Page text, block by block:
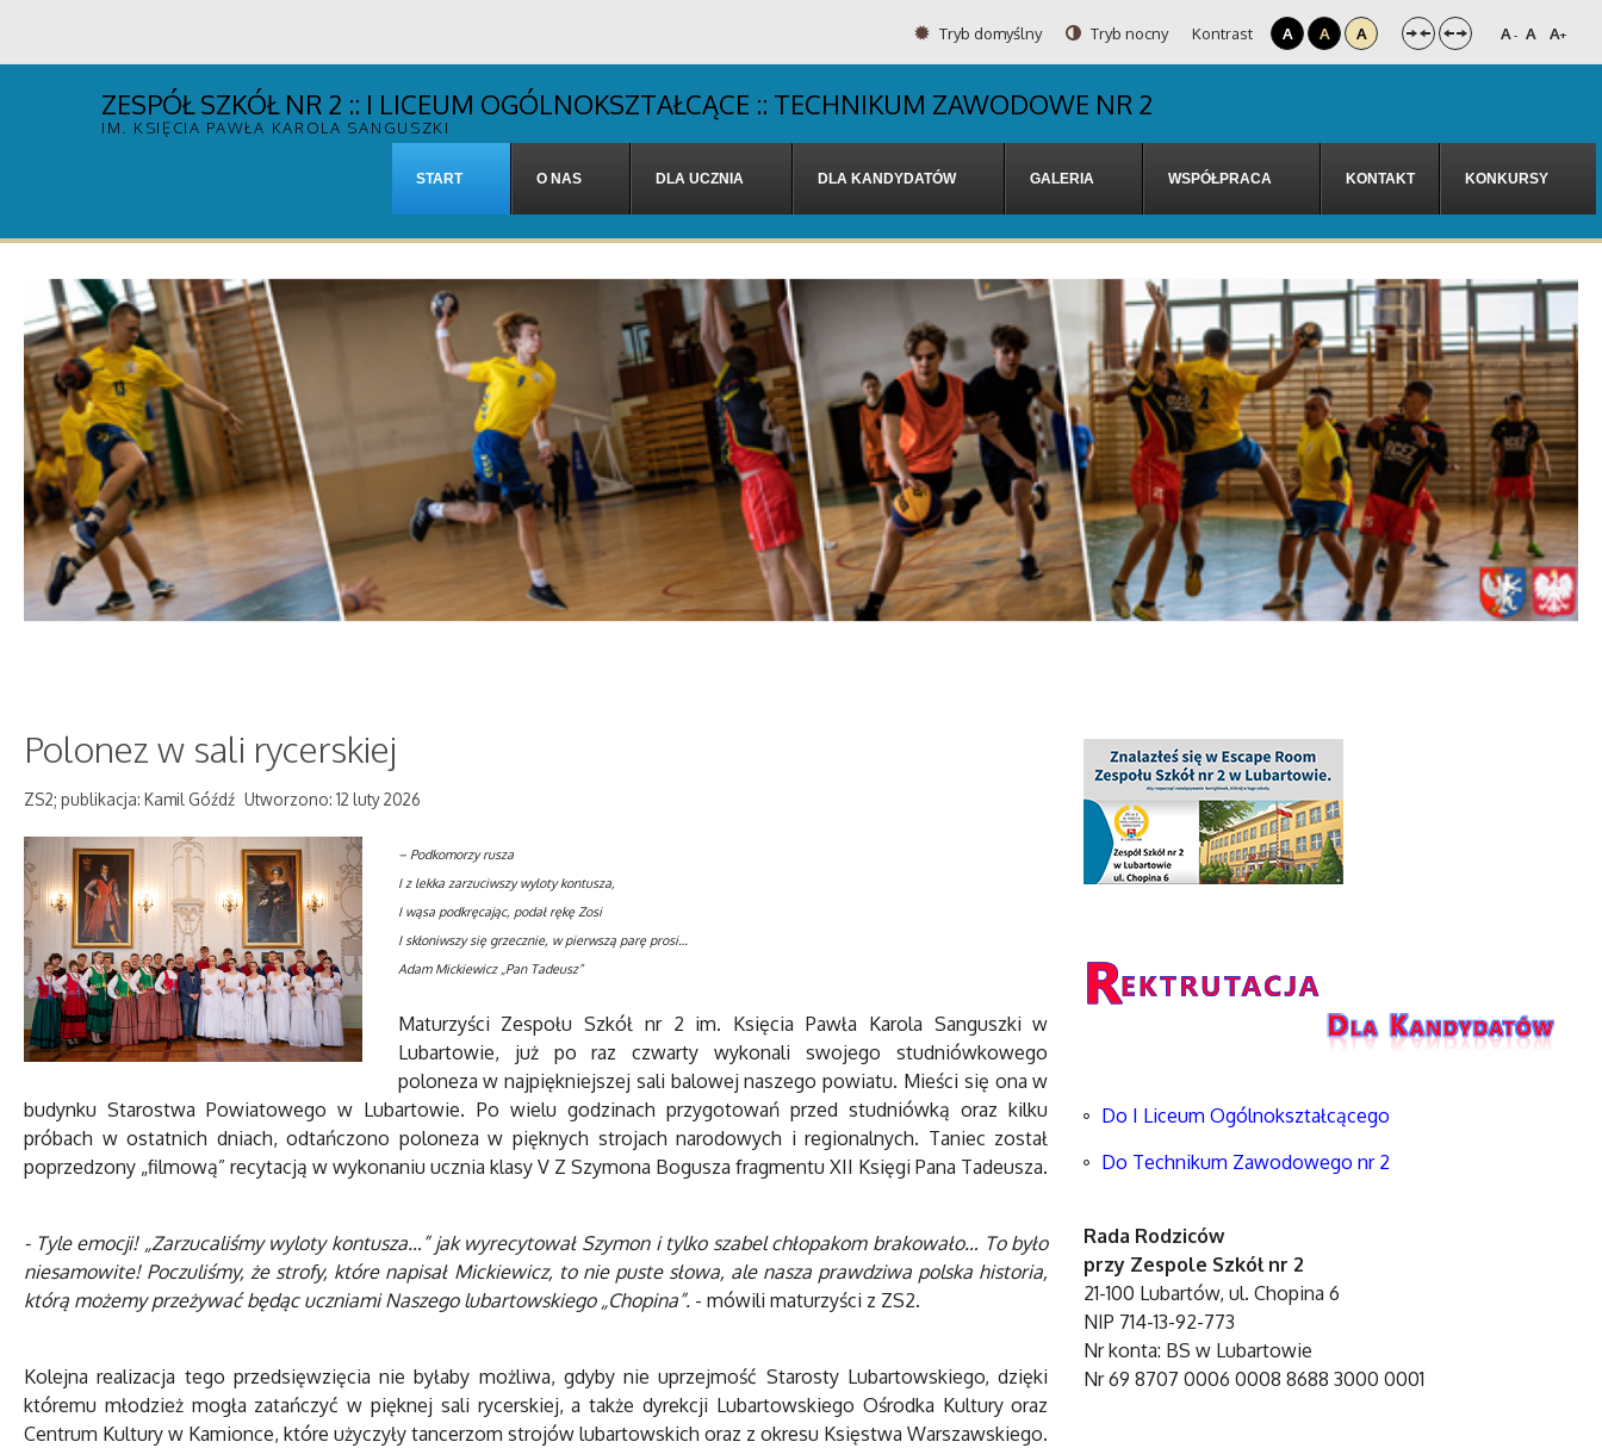
Tryb domyślny Tryb nocny Kontrast A A A A- A A+
ZESPÓŁ SZKÓŁ NR 2 :: I LICEUM OGÓLNOKSZTAŁCĄCE :: TECHNIKUM ZAWODOWE NR 2
IM. KSIĘCIA PAWŁA KAROLA SANGUSZKI
START O NAS DLA UCZNIA DLA KANDYDATÓW GALERIA WSPÓŁPRACA KONTAKT KONKURSY
Polonez w sali rycerskiej
ZS2; publikacja: Kamil Góźdź Utworzono: 12 luty 2026
– Podkomorzy rusza
I z lekka zarzuciwszy wyloty kontusza,
I wąsa podkręcając, podał rękę Zosi
I skłoniwszy się grzecznie, w pierwszą parę prosi…
Adam Mickiewicz „Pan Tadeusz”
Maturzyści Zespołu Szkół nr 2 im. Księcia Pawła Karola Sanguszki w
Lubartowie, już po raz czwarty wykonali swojego studniówkowego
poloneza w najpiękniejszej sali balowej naszego powiatu. Mieści się ona w
budynku Starostwa Powiatowego w Lubartowie. Po wielu godzinach przygotowań przed studniówką oraz kilku
próbach w ostatnich dniach, odtańczono poloneza w pięknych strojach narodowych i regionalnych. Taniec został
poprzedzony „filmową” recytacją w wykonaniu ucznia klasy V Z Szymona Bogusza fragmentu XII Księgi Pana Tadeusza.
- Tyle emocji! „Zarzucaliśmy wyloty kontusza…” jak wyrecytował Szymon i tylko szabel chłopakom brakowało… To było
niesamowite! Poczuliśmy, że strofy, które napisał Mickiewicz, to nie puste słowa, ale nasza prawdziwa polska historia,
którą możemy przeżywać będąc uczniami Naszego lubartowskiego „Chopina”. - mówili maturzyści z ZS2.
Kolejna realizacja tego przedsięwzięcia nie byłaby możliwa, gdyby nie uprzejmość Starosty Lubartowskiego, dzięki
któremu młodzież mogła zatańczyć w pięknej sali rycerskiej, a także dyrekcji Lubartowskiego Ośrodka Kultury oraz
Centrum Kultury w Kamionce, które użyczyły tancerzom strojów lubartowskich oraz z okresu Księstwa Warszawskiego.
Do I Liceum Ogólnokształcącego
Do Technikum Zawodowego nr 2
Rada Rodziców
przy Zespole Szkół nr 2
21-100 Lubartów, ul. Chopina 6
NIP 714-13-92-773
Nr konta: BS w Lubartowie
Nr 69 8707 0006 0008 8688 3000 0001